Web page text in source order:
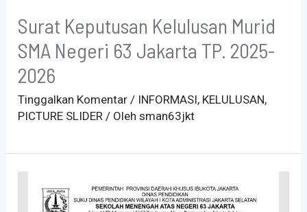
Surat Keputusan Kelulusan Murid
SMA Negeri 63 Jakarta TP. 2025-
2026
Tinggalkan Komentar / INFORMASI, KELULUSAN,
PICTURE SLIDER / Olehsman63jkt